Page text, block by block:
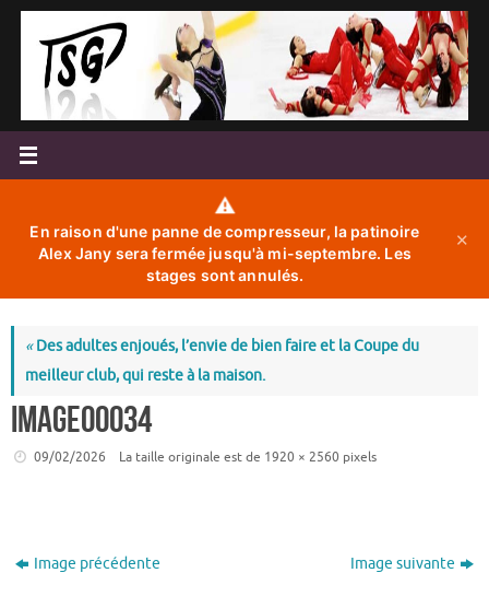
Passer
contenu
⚠️
En raison d'une panne de compresseur, la patinoire
Alex Jany sera fermée jusqu'à mi-septembre. Les
stages sont annulés.
✕
«Des adultes enjoués, l’envie de bien faire et la Coupe du
meilleur club, qui reste à la maison.
image00034
09/02/2026 La taille originale est de 1920 × 2560 pixels
Image précédente Image suivante